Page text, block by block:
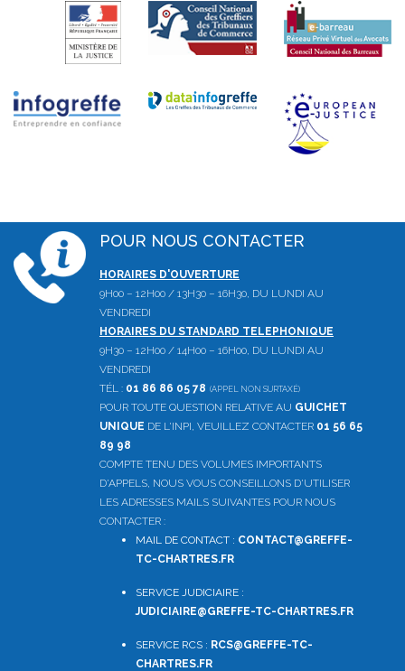
POUR NOUS CONTACTER
HORAIRES D'OUVERTURE
9H00 – 12H00 / 13H30 – 16H30, DU LUNDI AU
VENDREDI
HORAIRES DU STANDARD TELEPHONIQUE
9H30 – 12H00 / 14H00 – 16H00, DU LUNDI AU
VENDREDI
TÉL : 01 86 86 05 78 (APPEL NON SURTAXÉ)
POUR TOUTE QUESTION RELATIVE AU GUICHET
UNIQUE DE L'INPI, VEUILLEZ CONTACTER 01 56 65
89 98
COMPTE TENU DES VOLUMES IMPORTANTS
D'APPELS, NOUS VOUS CONSEILLONS D'UTILISER
LES ADRESSES MAILS SUIVANTES POUR NOUS
CONTACTER :
MAIL DE CONTACT : CONTACT@GREFFE-
TC-CHARTRES.FR
SERVICE JUDICIAIRE :
JUDICIAIRE@GREFFE-TC-CHARTRES.FR
SERVICE RCS : RCS@GREFFE-TC-
CHARTRES.FR